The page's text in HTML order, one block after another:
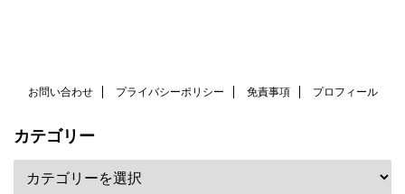
お問い合わせ プライバシーポリシー 免責事項 プロフィール
カテゴリー